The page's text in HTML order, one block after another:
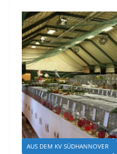
AUS DEM KV SÜDHANNOVER